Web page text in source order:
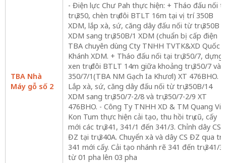
TBA Nhà
Máy gỗ số 2
- Điện lực Chư Pah thực hiện: + Tháo đấu nối
trụ 350, chèn trụ đôi BTLT 16m tại vị trí 350B
XDM, lắp xà, sứ, căng dây đấu nối từ trụ 350B
XDM sang trụ 350B/1 XDM (chuẩn bị cấp điện
TBA chuyên dùng Cty TNHH TVTK&XD Quốc
Khánh XDM. + Tháo đấu nối tại trụ 350/7, dựng
xen trụ đôi BTLT 14m giữa khoảng trụ 350/7 và
350/7/1(TBA NM Gạch Ia Khươl) XT 476BHO. +
Lắp xà, sứ, căng dây đấu nối từ trụ 350B/14
XDM sang trụ 350/7-2/8 và trụ 350/7-2/9 XT
476BHO. - Công Ty TNHH XD & TM Quang
Kon Tum thực hiện cải tạo, thu hồi trụ cũ, cấy
mới các trụ 341, 341/1 đến 341/3. Chỉnh dây CS
ĐZ tại trụ 340A. Chuyển xà và dây CS ĐZ qua trụ
341 mới cấy. Cải tạo nhánh rẽ 341 đến trụ 341/3
từ 01 pha lên 03 pha